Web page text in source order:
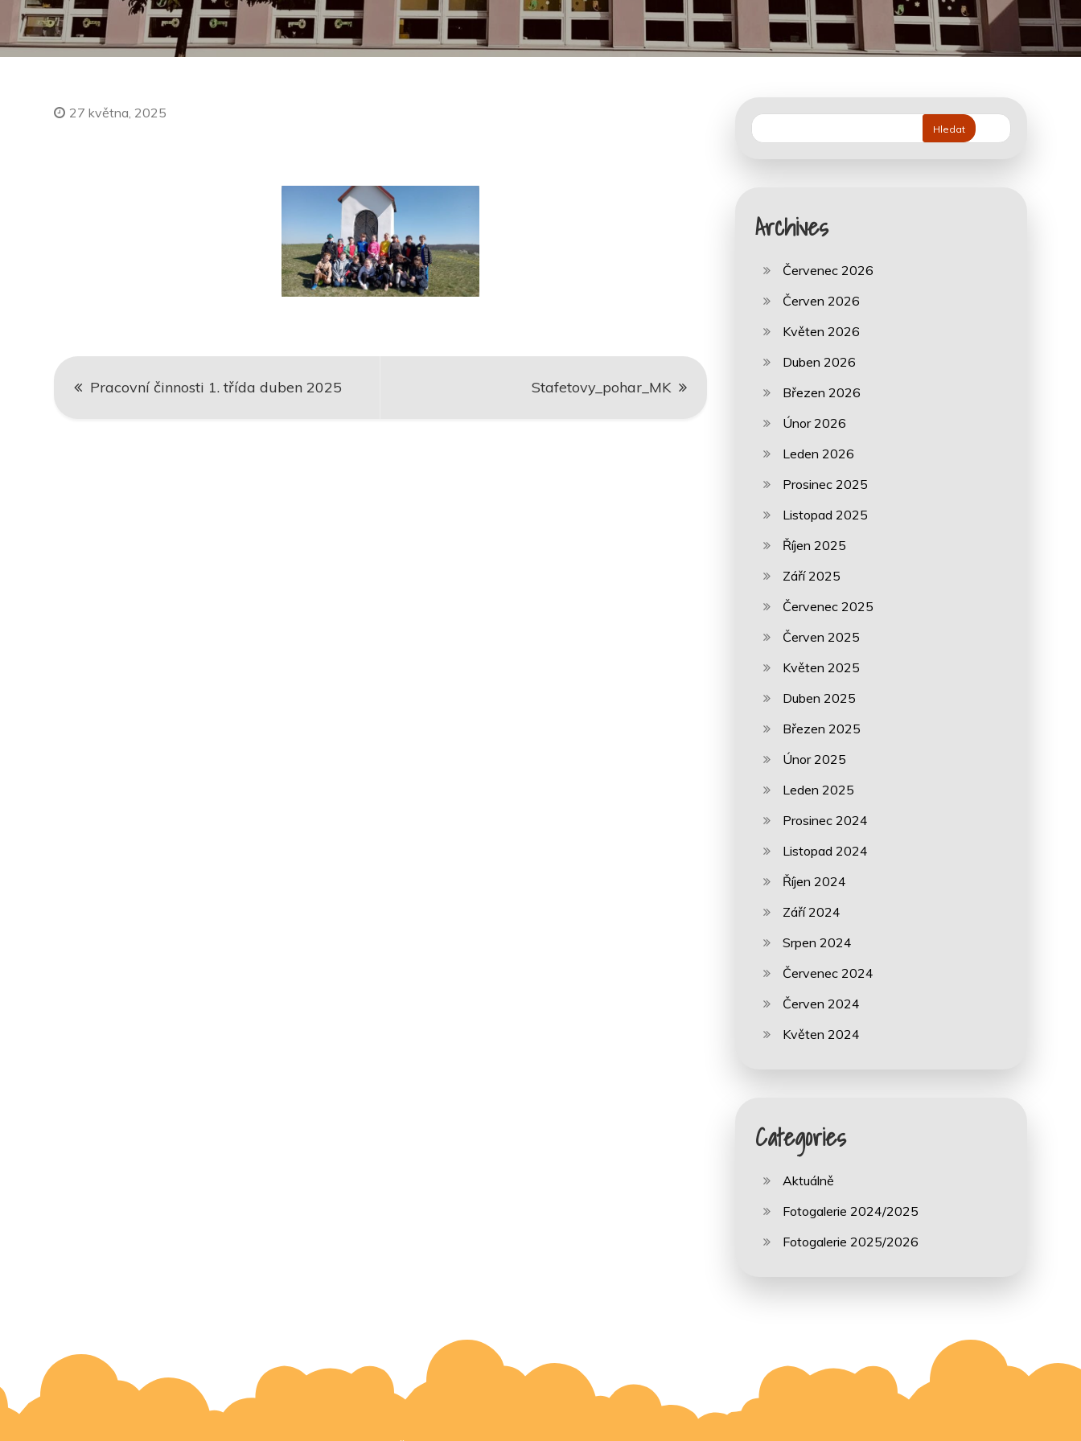
27 května, 2025
Navigace
pro
Pracovní činnosti 1. třída duben 2025 Stafetovy_pohar_MK
Hledat
Archives
Červenec 2026
Červen 2026
Květen 2026
Duben 2026
Březen 2026
Únor 2026
Leden 2026
Prosinec 2025
Listopad 2025
Říjen 2025
Září 2025
Červenec 2025
Červen 2025
Květen 2025
Duben 2025
Březen 2025
Únor 2025
Leden 2025
Prosinec 2024
Listopad 2024
Říjen 2024
Září 2024
Srpen 2024
Červenec 2024
Červen 2024
Květen 2024
Categories
Aktuálně
Fotogalerie 2024/2025
Fotogalerie 2025/2026